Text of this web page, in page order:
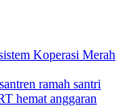
Koperasi Merah
ramah santri
hemat anggaran